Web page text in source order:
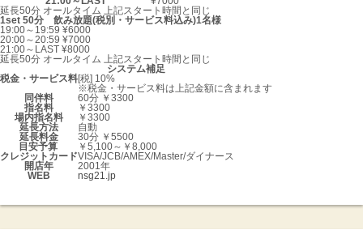
延長50分 オールタイム 上記スタート時間と同じ
1set 50分 飲み放題(税別・サービス料込み)1名様
19:00～19:59 ¥6000
20:00～20:59 ¥7000
21:00～LAST ¥8000
延長50分 オールタイム 上記スタート時間と同じ
システム補足
税金・サービス料[税] 10%
※税金・サービス料は上記金額に含まれます
同伴料
60分 ￥3300
指名料
￥3300
場内指名料
￥3300
延長方法
自動
延長料金
30分 ￥5500
目安予算
￥5,100～￥8,000
クレジットカードVISA/JCB/AMEX/Master/ダイナース
開店年
2001年
WEB
nsg21.jp